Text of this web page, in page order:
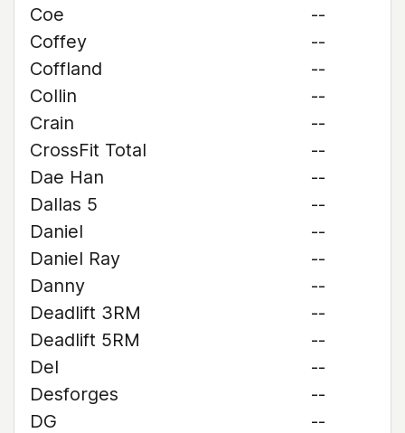
Coe
--
Coffey
--
Coffland
--
Collin
--
Crain
--
CrossFit Total
--
Dae Han
--
Dallas 5
--
Daniel
--
Daniel Ray
--
Danny
--
Deadlift 3RM
--
Deadlift 5RM
--
Del
--
Desforges
--
DG
--